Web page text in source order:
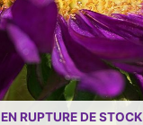
EN RUPTURE DE STOCK